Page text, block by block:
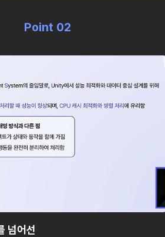
Point 02
넘어선